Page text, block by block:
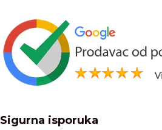
Sigurna isporuka